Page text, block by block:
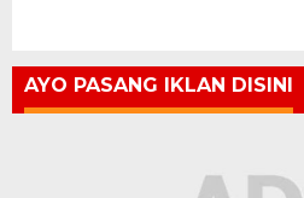
AYO PASANG IKLAN DISINI